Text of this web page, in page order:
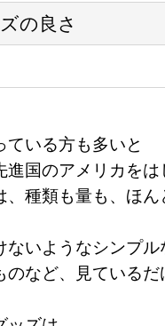
の良さ
いる方も多いと
進国のアメリカをは
種類も量も、ほん
いようなシンプル
など、見ているだ